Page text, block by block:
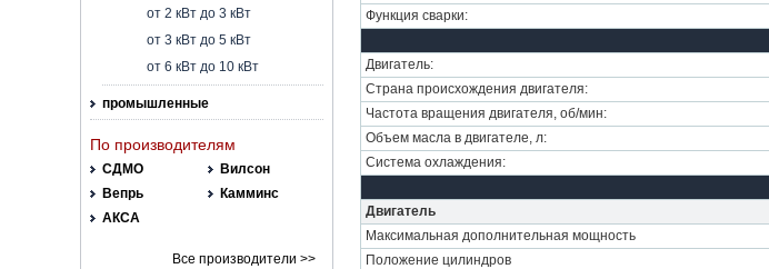
от 2 кВт до 3 кВт
от 3 кВт до 5 кВт
от 6 кВт до 10 кВт
промышленные
По производителям
СДМО
Вилсон
Вепрь
Камминс
АКСА
Все производители >>
Функция сварки:
Двигатель:
Страна происхождения двигателя:
Частота вращения двигателя, об/мин:
Объем масла в двигателе, л:
Система охлаждения:
Двигатель
Максимальная дополнительная мощность
Положение цилиндров